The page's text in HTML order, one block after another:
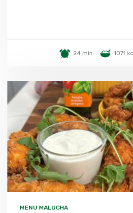
24 min. 1071
MENU MALUCHA